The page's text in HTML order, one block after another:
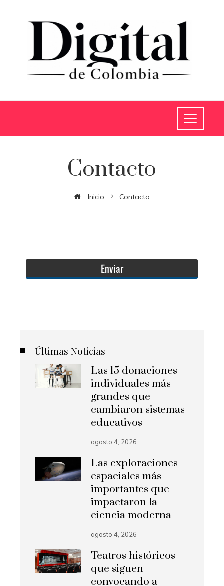
Contacto
Inicio Contacto
Últimas Noticias
Las 15 donaciones
individuales más
grandes que
cambiaron sistemas
educativos
agosto 4, 2026
Las exploraciones
espaciales más
importantes que
impactaron la
ciencia moderna
agosto 4, 2026
Teatros históricos
que siguen
convocando a